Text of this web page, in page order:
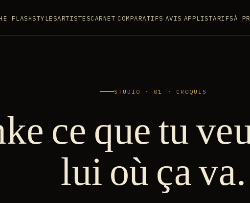
FLASHSTYLESARTISTESCARNET COMPARATIFS AVIS APPLISTARIFSÀ
STUDIO · 01 · CROQUIS
ce que tu
lui où ça va.